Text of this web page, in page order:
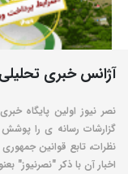
آژانس خبری
نصر نیوز اولین پایگاه
گزارشات رسانه ی را
نظرات، تابع قوانین
اخبار آن با ذکر "نصرنیوز"